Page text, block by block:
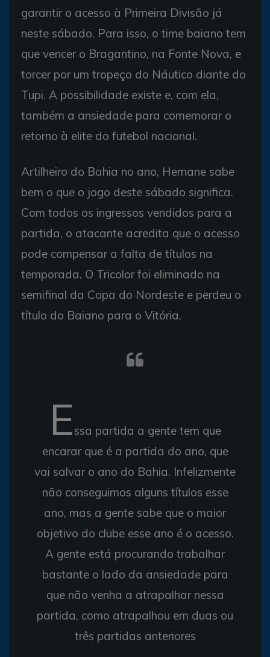
garantir o acesso à Primeira Divisão já
neste sábado. Para isso, o time baiano tem
que vencer o Bragantino, na Fonte Nova, e
torcer por um tropeço do Náutico diante do
Tupi. A possibilidade existe e, com ela,
também a ansiedade para comemorar o
retorno à elite do futebol nacional.
Artilheiro do Bahia no ano, Hernane sabe
bem o que o jogo deste sábado significa.
Com todos os ingressos vendidos para a
partida, o atacante acredita que o acesso
pode compensar a falta de títulos na
temporada. O Tricolor foi eliminado na
semifinal da Copa do Nordeste e perdeu o
título do Baiano para o Vitória.
Essa partida a gente tem que
encarar que é a partida do ano, que
vai salvar o ano do Bahia. Infelizmente
não conseguimos alguns títulos esse
ano, mas a gente sabe que o maior
objetivo do clube esse ano é o acesso.
A gente está procurando trabalhar
bastante o lado da ansiedade para
que não venha a atrapalhar nessa
partida, como atrapalhou em duas ou
três partidas anteriores